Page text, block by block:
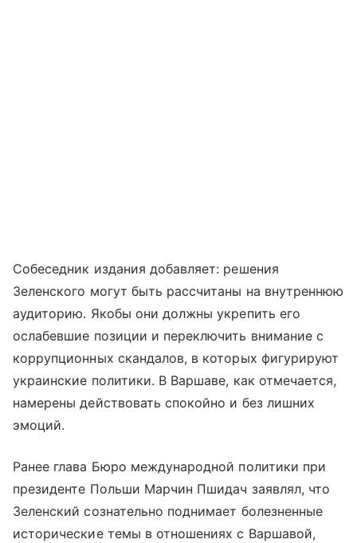
Собеседник издания добавляет: решения
Зеленского могут быть рассчитаны на внутреннюю
аудиторию. Якобы они должны укрепить его
ослабевшие позиции и переключить внимание с
коррупционных скандалов, в которых фигурируют
украинские политики. В Варшаве, как отмечается,
намерены действовать спокойно и без лишних
эмоций.
Ранее глава Бюро международной политики при
президенте Польши Марчин Пшидач заявлял, что
Зеленский сознательно поднимает болезненные
исторические темы в отношениях с Варшавой,